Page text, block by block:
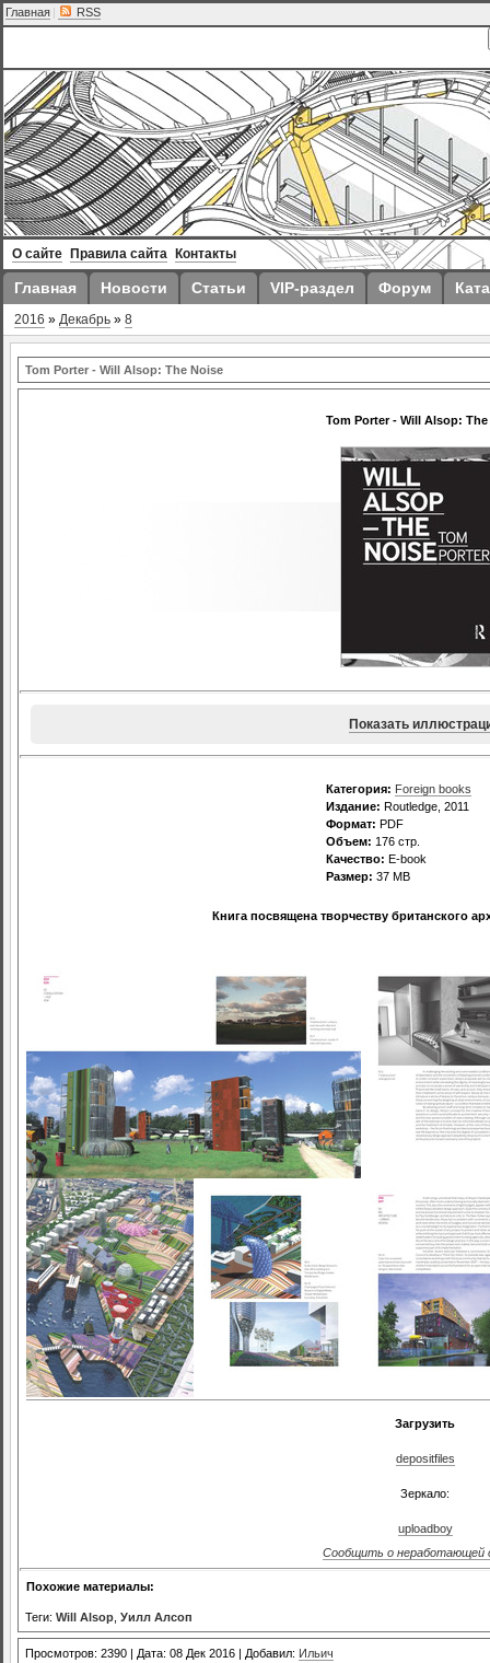
Главная | RSS
О сайте Правила сайта Контакты
Главная Новости Статьи VIP-раздел Форум
2016 » Декабрь » 8
Tom Porter - Will Alsop: The Noise
Tom Porter - Will Alsop: The
Показать
Категория: Foreign books
Издание: Routledge, 2011
Формат: PDF
Объем: 176 стр.
Качество: E-book
Размер: 37 MB
Книга посвящена творчеству британского
Загрузить
depositfiles
Зеркало:
uploadboy
Сообщить о неработающей
Похожие материалы:
Теги: Will Alsop Уилл Алсоп
Просмотров: 2390 | Дата: 08 Дек 2016 | Добавил: Ильич